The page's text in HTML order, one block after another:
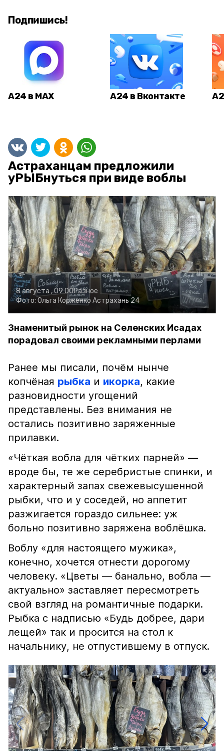
Подпишись!
А24 в MAX А24 в Вконтакте
Астраханцам предложили
уРЫБнуться при виде воблы
8 августа , 09:00Разное
Фото: Ольга Корженко Астрахань 24
Знаменитый рынок на Селенских Исадах
порадовал своими рекламными перлами
Ранее мы писали, почём нынче
копчёная рыбка и икорка, какие
разновидности угощений
представлены. Без внимания не
остались позитивно заряженные
прилавки.
«Чёткая вобла для чётких парней» —
вроде бы, те же серебристые спинки, и
характерный запах свежевысушенной
рыбки, что и у соседей, но аппетит
разжигается гораздо сильнее: уж
больно позитивно заряжена воблёшка.
Воблу «для настоящего мужика»,
конечно, хочется отнести дорогому
человеку. «Цветы — банально, вобла —
актуально» заставляет пересмотреть
свой взгляд на романтичные подарки.
Рыбка с надписью «Будь добрее, дари
лещей» так и просится на стол к
начальнику, не отпустившему в отпуск.